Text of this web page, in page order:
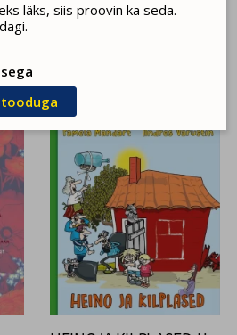
17.80 €
läks, siis proovin ka seda.